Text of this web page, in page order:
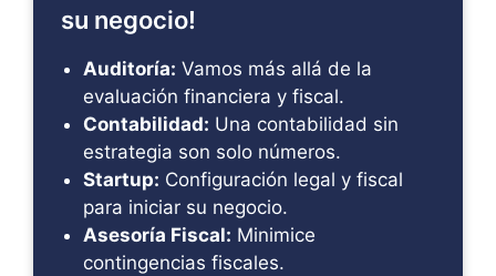
su negocio!
Auditoría: Vamos más allá de la
evaluación financiera y fiscal.
Contabilidad: Una contabilidad sin
estrategia son solo números.
Startup: Configuración legal y fiscal
para iniciar su negocio.
Asesoría Fiscal: Minimice
contingencias fiscales.